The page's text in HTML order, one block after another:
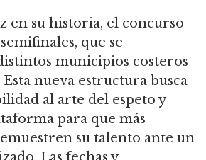
en su historia, el concurso
que se
municipios costeros
nueva estructura busca
al arte del espeto y
para que más
su talento ante un